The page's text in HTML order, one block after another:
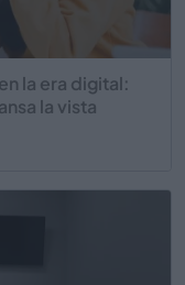
la era digital:
la vista